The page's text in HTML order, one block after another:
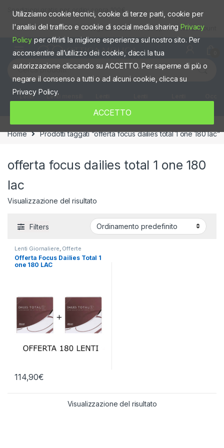
Spedizioni gratis per ordini sopra 100€
Negozio fisico Shop Mio account
Cerca:
Lenti
Lenti mensili
Home Prodotti taggati “offerta focus dailies total 1 one 180 lac”
offerta focus dailies total 1 one 180
lac
Visualizzazione del risultato
Filters
Lenti Giornaliere Offerte
Offerta Focus Dailies Total 1
one 180 LAC
114,90€
Visualizzazione del risultato
Utilizziamo cookie tecnici, cookie di terze parti, cookie per
l'analisi del traffico e cookie di social media sharingPrivacy
Policy per offrirti la migliore esperienza sul nostro sito. Per
acconsentire all’utilizzo dei cookie, dacci la tua
autorizzazione cliccando su ACCETTO. Per saperne di più o
negare il consenso a tutti o ad alcuni cookie, clicca su
Privacy Policy.
ACCETTO